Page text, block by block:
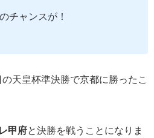
チャンスが！
天皇杯準決勝で京都に勝ったこ
甲府と決勝を戦うことになりま